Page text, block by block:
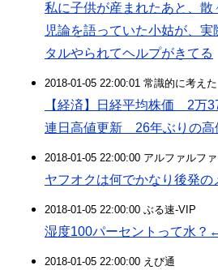
私に子供が産まれたあと、
児論を語っていた小姑が、
タルやられてヘルプがきてる
2018-01-05 22:00:01 常識的に考えた
【経済】日経平均株価 2
連日高値更新 26年ぶりの高
2018-01-05 22:00:00 アルファルフ
ヤフオクは何でかなり後発の
2018-01-05 22:00:00 ぶる速-VIP
湿度100パーセントって水？
2018-01-05 22:00:00 えび通